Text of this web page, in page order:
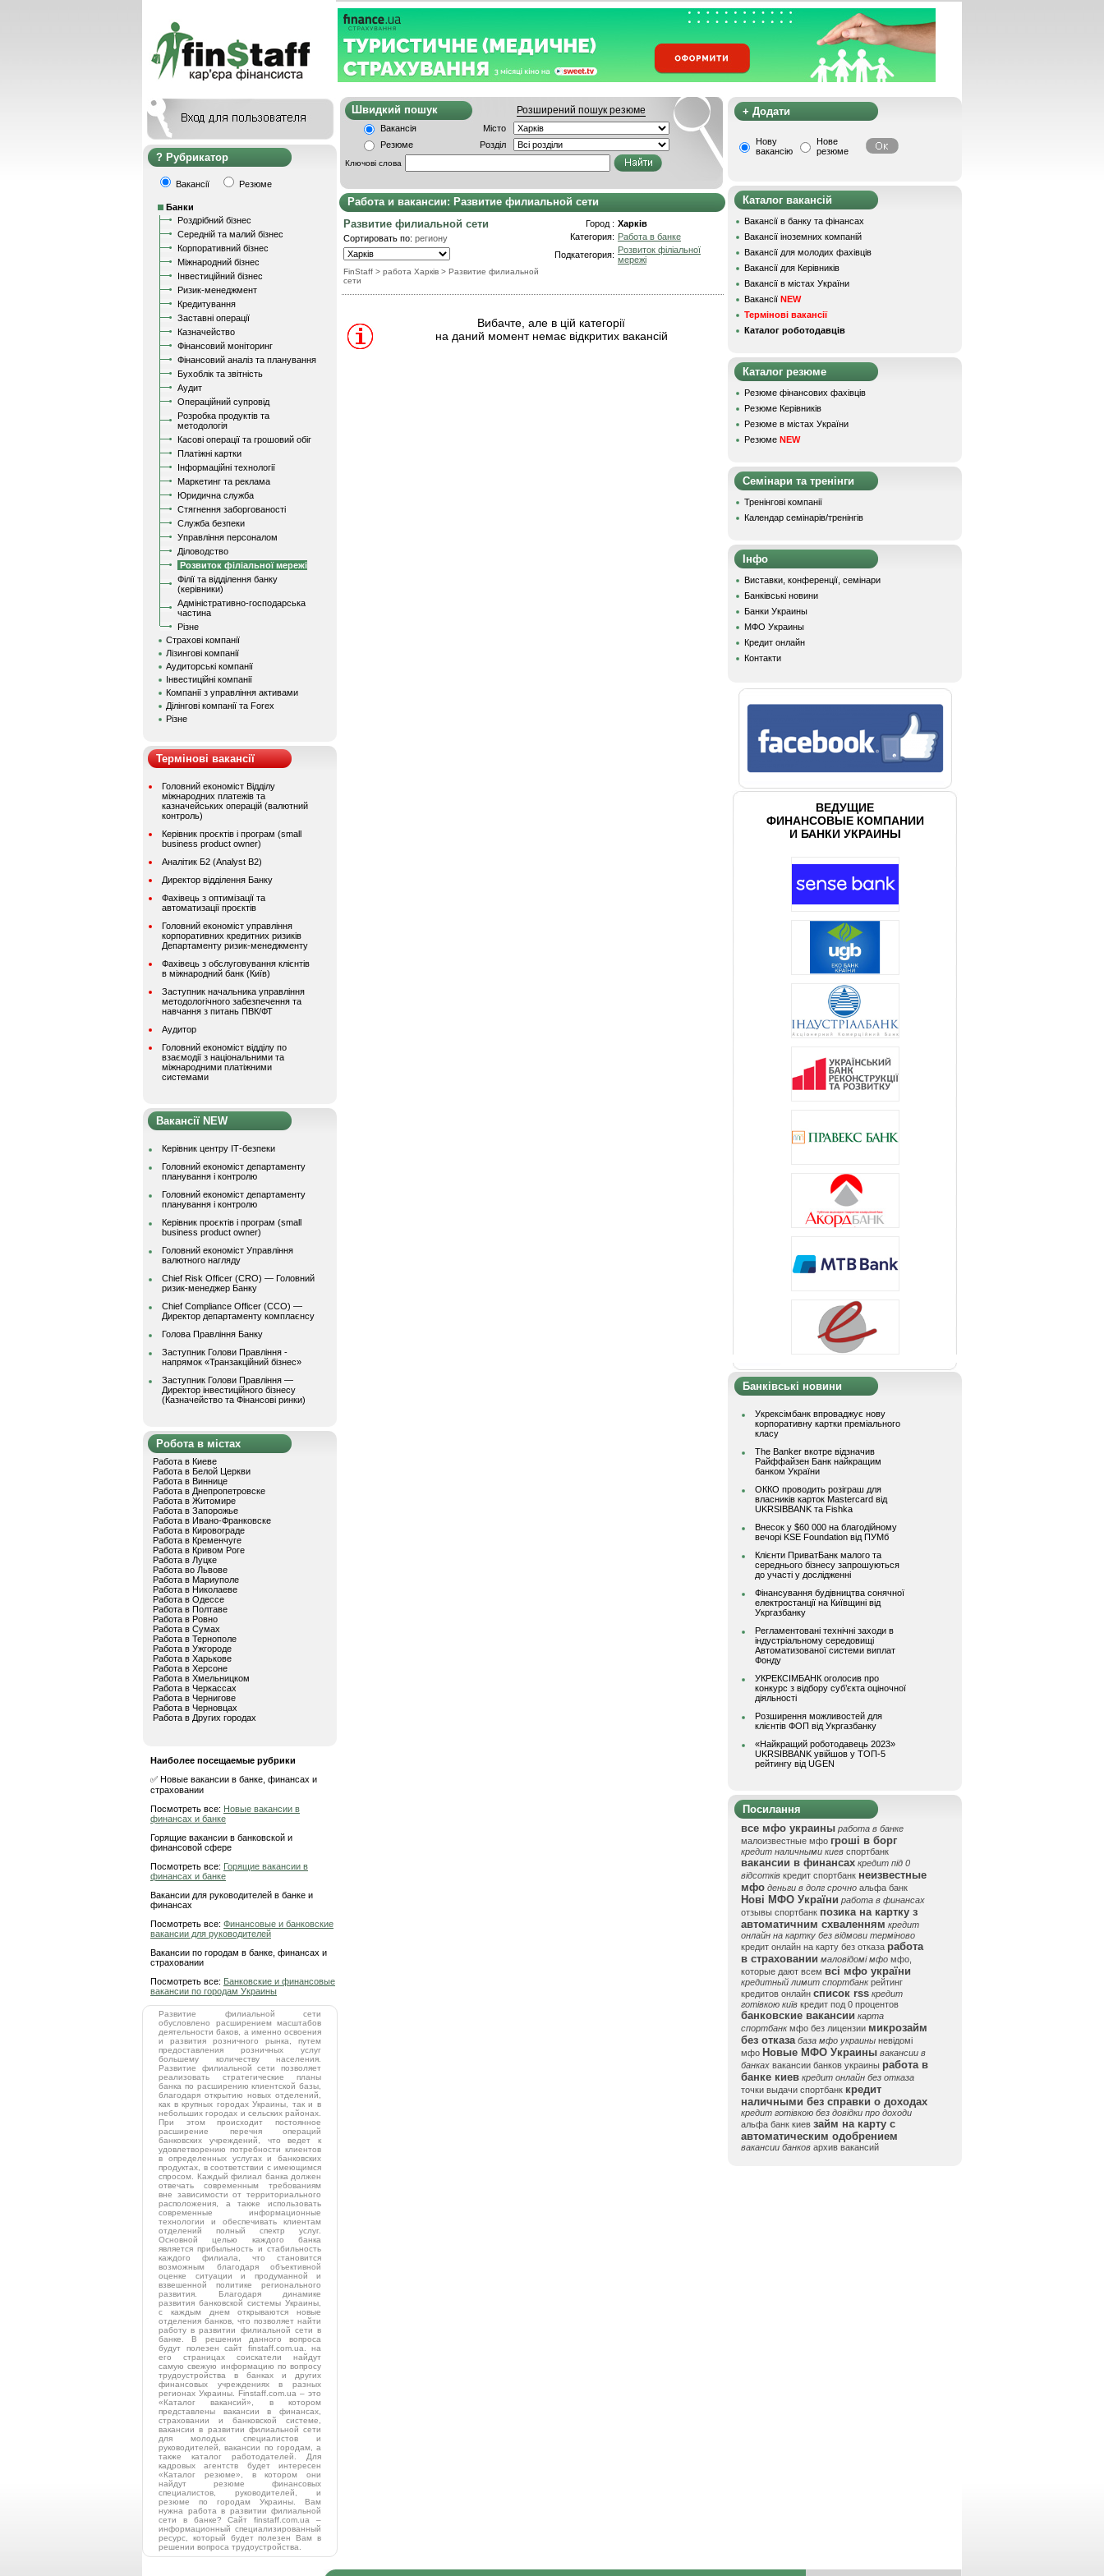
Рубрикатор
Вакансії Резюме
Банки
Роздрібний бізнес
Середній та малий бізнес
Корпоративний бізнес
Міжнародний бізнес
Інвестиційний бізнес
Ризик-менеджмент
Кредитування
Заставні операції
Казначейство
Фінансовий моніторинг
Фінансовий аналіз та планування
Бухоблік та звітність
Аудит
Операційний супровід
Розробка продуктів та
методологія
Касові операції та грошовий обіг
Платіжні картки
Інформаційні технології
Маркетинг та реклама
Юридична служба
Стягнення заборгованості
Служба безпеки
Управління персоналом
Діловодство
Розвиток філіальної мережі
Філії та відділення банку
(керівники)
Адміністративно-господарська
частина
Різне
Страхові компанії
Лізингові компанії
Аудиторські компанії
Інвестиційні компанії
Компанії з управління активами
Ділінгові компанії та Forex
Різне
Термінові вакансії
Головний економіст Відділу
міжнародних платежів та
казначейських операцій (валютний
контроль)
Керівник проєктів і програм (small
business product owner)
Аналітик Б2 (Analyst B2)
Директор відділення Банку
Фахівець з оптимізації та
автоматизації проєктів
Головний економіст управління
корпоративних кредитних ризиків
Департаменту ризик-менеджменту
Фахівець з обслуговування клієнтів
в міжнародний банк (Київ)
Заступник начальника управління
методологічного забезпечення та
навчання з питань ПВК/ФТ
Аудитор
Головний економіст відділу по
взаємодії з національними та
міжнародними платіжними
системами
Вакансії NEW
Керівник центру ІТ-безпеки
Головний економіст департаменту
планування і контролю
Головний економіст департаменту
планування і контролю
Керівник проєктів і програм (small
business product owner)
Головний економіст Управління
валютного нагляду
Chief Risk Officer (CRO) — Головний
ризик-менеджер Банку
Chief Compliance Officer (CCO) —
Директор департаменту комплаєнсу
Голова Правління Банку
Заступник Голови Правління -
напрямок «Транзакційний бізнес»
Заступник Голови Правління —
Директор інвестиційного бізнесу
(Казначейство та Фінансові ринки)
Робота в містах
Работа в Киеве
Работа в Белой Церкви
Работа в Виннице
Работа в Днепропетровске
Работа в Житомире
Работа в Запорожье
Работа в Ивано-Франковске
Работа в Кировограде
Работа в Кременчуге
Работа в Кривом Роге
Работа в Луцке
Работа во Львове
Работа в Мариуполе
Работа в Николаеве
Работа в Одессе
Работа в Полтаве
Работа в Ровно
Работа в Сумах
Работа в Тернополе
Работа в Ужгороде
Работа в Харькове
Работа в Херсоне
Работа в Хмельницком
Работа в Черкассах
Работа в Чернигове
Работа в Черновцах
Работа в Других городах
Наиболее посещаемые рубрики
✅ Новые вакансии в банке, финансах и
страховании
Посмотреть все: Новые вакансии в
финансах и банке
Горящие вакансии в банковской и
финансовой сфере
Посмотреть все: Горящие вакансии в
финансах и банке
Вакансии для руководителей в банке и
финансах
Посмотреть все: Финансовые и банковские
вакансии для руководителей
Вакансии по городам в банке, финансах и
страховании
Посмотреть все: Банковские и финансовые
вакансии по городам Украины
Развитие филиальной сети
обусловлено расширением масштабов
деятельности баков, а именно освоения
и развития розничного рынка, путем
предоставления розничных услуг
большему количеству населения.
Развитие филиальной сети позволяет
реализовать стратегические планы
банка по расширению клиентской базы,
благодаря открытию новых отделений,
как в крупных городах Украины, так и в
небольших городах и сельских районах.
При этом происходит постоянное
расширение перечня операций
банковских учреждений, что ведет к
удовлетворению потребности клиентов
в определенных услугах и банковских
продуктах, в соответствии с имеющимся
спросом. Каждый филиал банка должен
отвечать современным требованиям
вне зависимости от территориального
расположения, а также использовать
современные информационные
технологии и обеспечивать клиентам
отделений полный спектр услуг.
Основной целью каждого банка
является прибыльность и стабильность
каждого филиала, что становится
возможным благодаря объективной
оценке ситуации и продуманной и
взвешенной политике регионального
развития. Благодаря динамике
развития банковской системы Украины,
с каждым днем открываются новые
отделения банков, что позволяет найти
работу в развитии филиальной сети в
банке. В решении данного вопроса
будут полезен сайт finstaff.com.ua. на
его страницах соискатели найдут
самую свежую информацию по вопросу
трудоустройства в банках и других
финансовых учреждениях в разных
регионах Украины. Finstaff.com.ua – это
«Каталог вакансий», в котором
представлены вакансии в финансах,
страховании и банковской системе,
вакансии в развитии филиальной сети
для молодых специалистов и
руководителей, вакансии по городам, а
также каталог работодателей. Для
кадровых агентств будет интересен
«Каталог резюме», в котором они
найдут резюме финансовых
специалистов, руководителей, и
резюме по городам Украины. Вам
нужна работа в развитии филиальной
сети в банке? Сайт finstaff.com.ua –
информационный специализированный
ресурс, который будет полезен Вам в
решении вопроса трудоустройства.
Швидкий пошук Розширений пошук резюме
Вакансія
Місто
Резюме
Розділ
Ключові слова
Работа и вакансии: Развитие филиальной сети
Развитие филиальной сети
Сортировать по: региону
FinStaff > работа Харків > Развитие филиальной
сети
Город : Харків
Категория: Работа в банке
Подкатегория: Розвиток філіальної
мережі
Вибачте, але в цій категорії
на даний момент немає відкритих вакансій
+ Додати
Нову
вакансію
Нове
резюме
Каталог вакансій
Вакансії в банку та фінансах
Вакансії іноземних компаній
Вакансії для молодих фахівців
Вакансії для Керівників
Вакансії в містах України
Вакансії NEW
Термінові вакансії
Каталог роботодавців
Каталог резюме
Резюме фінансових фахівців
Резюме Керівників
Резюме в містах України
Резюме NEW
Семінари та тренінги
Тренінгові компанії
Календар семінарів/тренінгів
Інфо
Виставки, конференції, семінари
Банківські новини
Банки Украины
МФО Украины
Кредит онлайн
Контакти
ВЕДУЩИЕ
ФИНАНСОВЫЕ КОМПАНИИ
И БАНКИ УКРАИНЫ
Банківські новини
Укрексімбанк впроваджує нову
корпоративну картки преміального
класу
The Banker вкотре відзначив
Райффайзен Банк найкращим
банком України
ОККО проводить розіграш для
власників карток Mastercard від
UKRSIBBANK та Fishka
Внесок у $60 000 на благодійному
вечорі KSE Foundation від ПУМб
Клієнти ПриватБанк малого та
середнього бізнесу запрошуються
до участі у дослідженні
Фінансування будівництва сонячної
електростанції на Київщині від
Укргазбанку
Регламентовані технічні заходи в
індустріальному середовищі
Автоматизованої системи виплат
Фонду
УКРЕКСІМБАНК оголосив про
конкурс з відбору суб’єкта оціночної
діяльності
Розширення можливостей для
клієнтів ФОП від Укргазбанку
«Найкращий роботодавець 2023»
UKRSIBBANK увійшов у ТОП-5
рейтингу від UGEN
Посилання
все мфо украины работа в банке
малоизвестные мфо гроші в борг
кредит наличными киев спортбанк
вакансии в финансах кредит під 0
відсотків кредит спортбанк неизвестные
мфо деньги в долг срочно альфа банк
Нові МФО України работа в финансах
отзывы спортбанк позика на картку з
автоматичним схваленням кредит
онлайн на картку без відмови терміново
кредит онлайн на карту без отказа работа
в страховании маловідомі мфо мфо,
которые дают всем всі мфо україни
кредитный лимит спортбанк рейтинг
кредитов онлайн список rss кредит
готівкою київ кредит под 0 процентов
банковские вакансии карта
спортбанк мфо без лицензии микрозайм
без отказа база мфо украины невідомі
мфо Новые МФО Украины вакансии в
банках вакансии банков украины работа в
банке киев кредит онлайн без отказа
точки выдачи спортбанк кредит
наличными без справки о доходах
кредит готівкою без довідки про доходи
альфа банк киев займ на карту с
автоматическим одобрением
вакансии банков архив вакансий